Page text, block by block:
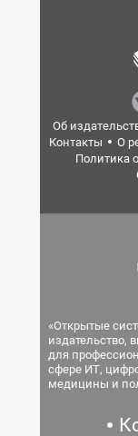
Об
Контакты
О
Политика
«Открытые
издательство,
для
сфере ИТ,
медицины и